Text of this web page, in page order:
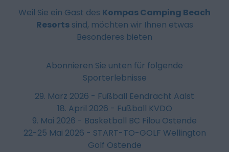
Weil Sie ein Gast des Kompas Camping Beach
Resortssind, möchten wir Ihnen etwas
Besonderes bieten
Abonnieren Sie unten für folgende
Sporterlebnisse
29. März 2026 - Fußball Eendracht Aalst
18. April 2026 - Fußball KVDO
9. Mai 2026 - Basketball BC Filou Ostende
22-25 Mai 2026 - START-TO-GOLF Wellington
Golf Ostende